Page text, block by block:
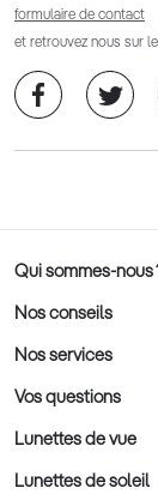
formulaire de contact
et retrouvez nous sur
Qui sommes-nous
Notre charte
AFNOR Certification
Rendez-vous
Nos conseils
Nos conseils lunettes
Nos conseils lentilles
Nos conseils enfants
Nos conseils santé
Nos services
Optic 2000 à
Le contrôle de la
L'entretien de votre
Vos questions
Lunettes de vue
Lunettes de vue
Lunettes de soleil